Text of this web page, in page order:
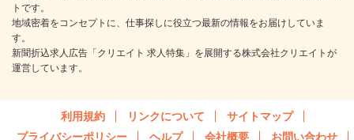
トです。
地域密着をコンセプトに、仕事探しに役立つ最新の情報をお届けしていま
す。
新聞折込求人広告「クリエイト 求人特集」を展開する株式会社クリエイトが
運営しています。
利用規約 リンクについて
サイトマップ
プライバシーポリシー
ヘルプ 会社概要 お問い合わせ